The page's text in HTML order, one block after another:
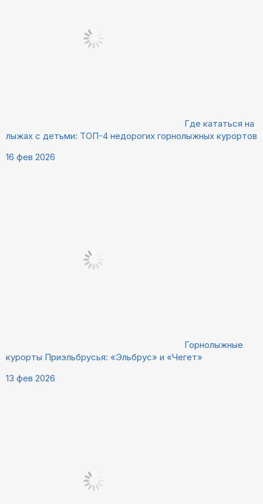
Где кататься на
лыжах с детьми: ТОП-4 недорогих горнолыжных курортов
16 фев 2026
Горнолыжные
курорты Приэльбрусья: «Эльбрус» и «Чегет»
13 фев 2026